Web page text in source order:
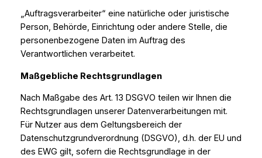
„Auftragsverarbeiter“ eine natürliche oder juristische
Person, Behörde, Einrichtung oder andere Stelle, die
personenbezogene Daten im Auftrag des
Verantwortlichen verarbeitet.
Maßgebliche Rechtsgrundlagen
Nach Maßgabe des Art. 13 DSGVO teilen wir Ihnen die
Rechtsgrundlagen unserer Datenverarbeitungen mit.
Für Nutzer aus dem Geltungsbereich der
Datenschutzgrundverordnung (DSGVO), d.h. der EU und
des EWG gilt, sofern die Rechtsgrundlage in der